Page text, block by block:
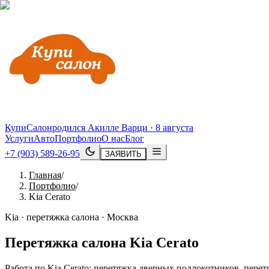
КупиСалонродился Акилле Варци · 8 августа
УслугиАвтоПортфолиоО насБлог
+7 (903) 589-26-95
ЗАЯВИТЬ
Главная/
Портфолио/
Kia Cerato
Kia · перетяжка салона · Москва
Перетяжка салона Kia Cerato